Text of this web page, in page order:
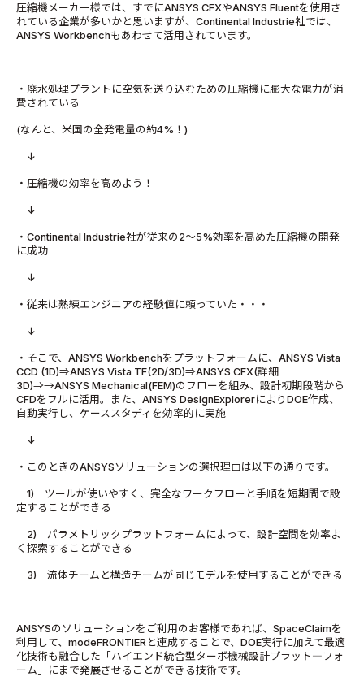
圧縮機メーカー様では、すでにANSYS CFXやANSYS Fluentを使用さ
れている企業が多いかと思いますが、Continental Industrie社では、
ANSYS Workbenchもあわせて活用されています。
・廃水処理プラントに空気を送り込むための圧縮機に膨大な電力が消
費されている
(なんと、米国の全発電量の約4%！)
↓
・圧縮機の効率を高めよう！
↓
・Continental Industrie社が従来の2～5%効率を高めた圧縮機の開発
に成功
↓
・従来は熟練エンジニアの経験値に頼っていた・・・
↓
・そこで、ANSYS Workbenchをプラットフォームに、ANSYS Vista
CCD (1D)⇒ANSYS Vista TF(2D/3D)⇒ANSYS CFX(詳細
3D)⇒→ANSYS Mechanical(FEM)のフローを組み、設計初期段階から
CFDをフルに活用。また、ANSYS DesignExplorerによりDOE作成、
自動実行し、ケーススタディを効率的に実施
↓
・このときのANSYSソリューションの選択理由は以下の通りです。
1) ツールが使いやすく、完全なワークフローと手順を短期間で設
定することができる
2) パラメトリックプラットフォームによって、設計空間を効率よ
く探索することができる
3) 流体チームと構造チームが同じモデルを使用することができる
ANSYSのソリューションをご利用のお客様であれば、SpaceClaimを
利用して、modeFRONTIERと連成することで、DOE実行に加えて最適
化技術も融合した「ハイエンド統合型ターボ機械設計プラット―フォ
ーム」にまで発展させることができる技術です。